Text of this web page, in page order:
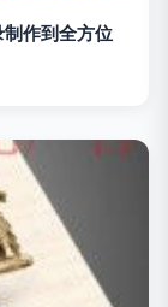
作到全方位